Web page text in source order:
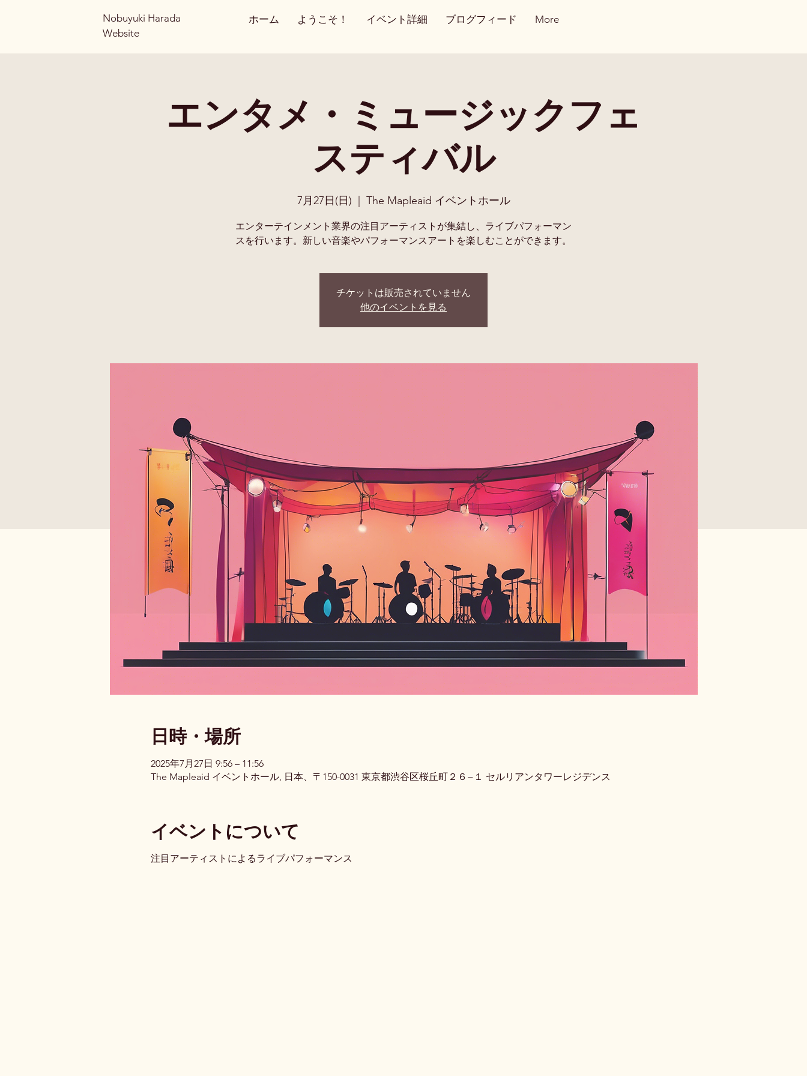
Nobuyuki Harada
Website
ホーム ようこそ！ イベント詳細 ブログフィード More
エンタメ・ミュージックフェ
スティバル
7月27日(日) The Mapleaid イベントホール
エンターテインメント業界の注目アーティストが集結し、ライブパフォーマン
スを行います。新しい音楽やパフォーマンスアートを楽しむことができます。
チケットは販売されていません
他のイベントを見る
日時・場所
2025年7月27日 9:56 – 11:56
The Mapleaid イベントホール, 日本、〒150-0031 東京都渋谷区桜丘町２６−１ セルリアンタワーレジデンス
イベントについて
注目アーティストによるライブパフォーマンス